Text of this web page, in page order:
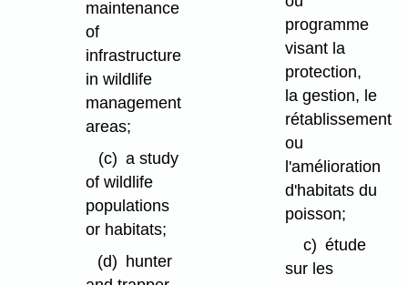
maintenance
of
infrastructure
in wildlife
management
areas;
(c) a study
of wildlife
populations
or habitats;
(d) hunter
programme
visant la
protection,
la gestion, le
rétablissement
ou
l'amélioration
d'habitats du
poisson;
c) étude
sur les